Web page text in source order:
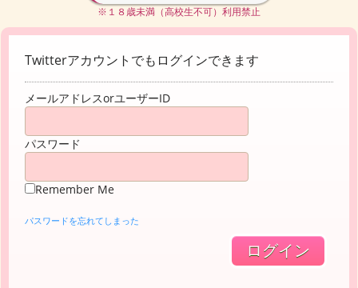
※１８歳未満（高校生不可）利用禁止
Twitterアカウントでもログインできます
メールアドレスorユーザーID
パスワード
Remember Me
パスワードを忘れてしまった